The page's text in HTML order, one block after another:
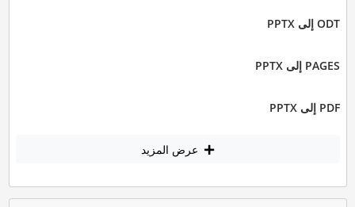
ODT إلى PPTX
PAGES إلى PPTX
PDF إلى PPTX
عرض المزيد